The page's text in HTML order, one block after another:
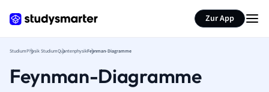
Zur App
StudiumPhysik StudiumQuantenphysikFeynman-Diagramme
Feynman-Diagramme